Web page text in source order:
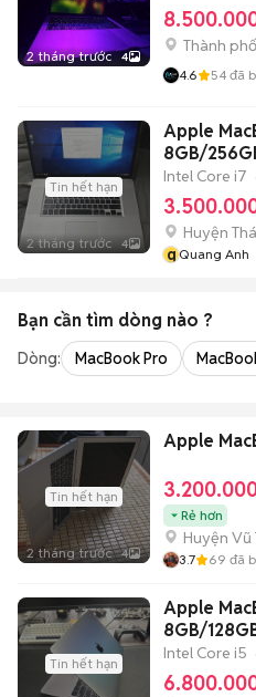
2 tháng trước 4
Thành
4.6 54 đã
Tin hết hạn
2 tháng trước 4
Apple
8GB/
Intel Core i7
Huyện
qQuang Anh
Bạn cần tìm dòng nào ?
Dòng: MacBook Pro
Tin hết hạn
2 tháng trước 4
Apple
Rẻ hơn
Huyện Vũ
3.7 69 đã
Tin hết hạn
Apple
8GB/
Intel Core i5